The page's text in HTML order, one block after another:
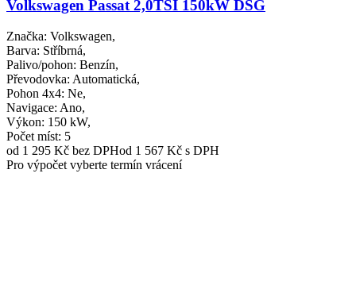
Volkswagen Passat 2,0TSI 150kW DSG
Značka: Volkswagen,
Barva: Stříbrná,
Palivo/pohon: Benzín,
Převodovka: Automatická,
Pohon 4x4: Ne,
Navigace: Ano,
Výkon: 150 kW,
Počet míst: 5
od 1 295 Kč bez DPHod 1 567 Kč s DPH
Pro výpočet vyberte termín vrácení